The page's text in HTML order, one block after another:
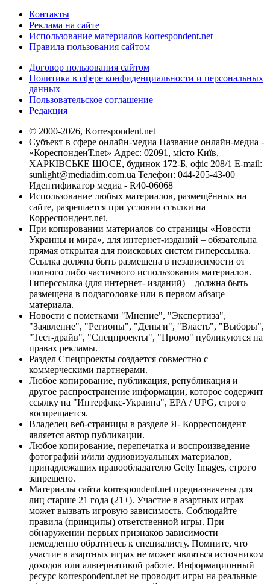
Контакты
Реклама на сайте
Использование материалов korrespondent.net
Правила пользования сайтом
Договор пользования сайтом
Политика в сфере конфиденциальности и персональных
данных
Пользовательское соглашение
Редакция
© 2000-2026, Korrespondent.net
Субъект в сфере онлайн-медиа Название онлайн-медиа -
«КореспонденТ.net» Адрес: 02091, місто Київ,
ХАРКІВСЬКЕ ШОСЕ, будинок 172-Б, офіс 208/1 E-mail:
sunlight@mediadim.com.ua Телефон: 044-205-43-00
Идентификатор медиа - R40-06068
Использование любых материалов, размещённых на
сайте, разрешается при условии ссылки на
Корреспондент.net.
При копировании материалов со страницы «Новости
Украины и мира», для интернет-изданий – обязательна
прямая открытая для поисковых систем гиперссылка.
Ссылка должна быть размещена в независимости от
полного либо частичного использования материалов.
Гиперссылка (для интернет- изданий) – должна быть
размещена в подзаголовке или в первом абзаце
материала.
Новости с пометками "Мнение", "Экспертиза",
"Заявление", "Регионы", "Деньги", "Власть", "Выборы",
"Тест-драйв", "Спецпроекты", "Промо" публикуются на
правах рекламы.
Раздел Спецпроекты создается совместно с
коммерческими партнерами.
Любое копирование, публикация, републикация и
другое распространение информации, которое содержит
ссылку на "Интерфакс-Украина", EPA / UPG, строго
воспрещается.
Владелец веб-страницы в разделе Я- Корреспондент
является автор публикации.
Любое копирование, перепечатка и воспроизведение
фотографий и/или аудиовизуальных материалов,
принадлежащих правообладателю Getty Images, строго
запрещено.
Материалы сайта korrespondent.net предназначены для
лиц старше 21 года (21+). Участие в азартных играх
может вызвать игровую зависимость. Соблюдайте
правила (принципы) ответственной игры. При
обнаружении первых признаков зависимости
немедленно обратитесь к специалисту. Помните, что
участие в азартных играх не может являться источником
доходов или альтернативой работе. Информационный
ресурс korrespondent.net не проводит игры на реальные